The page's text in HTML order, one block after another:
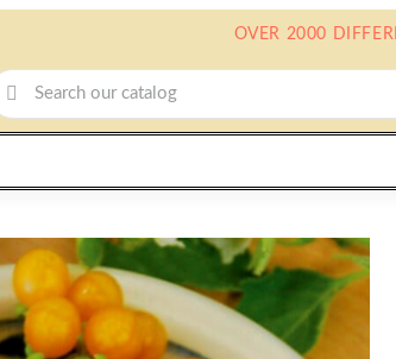
OVER 2000